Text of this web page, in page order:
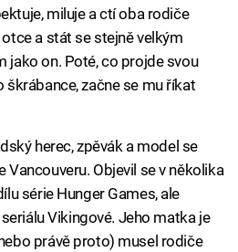
miluje a ctí oba rodiče
a stát se stejně velkým
jako on. Poté, co projde svou
škrábance, začne se mu říkat
herec, zpěvák a model se
Vancouveru. Objevil se v několika
série Hunger Games, ale
Vikingové. Jeho matka je
právě proto) musel rodiče